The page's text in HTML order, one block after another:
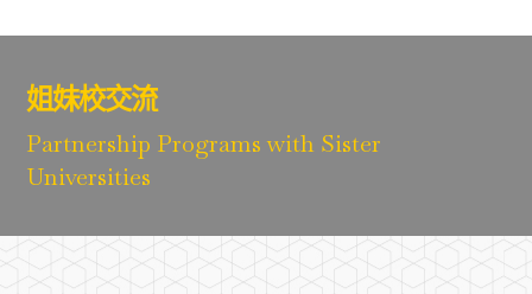
姐妹校交流
Partnership Programs with Sister
Universities